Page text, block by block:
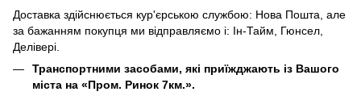
Доставка здійснюється кур'єрською службою: Нова Пошта, але
за бажанням покупця ми відправляємо і: Ін-Тайм, Гюнсел,
Делівері.
Транспортними засобами, які приїжджають із Вашого
міста на «Пром. Ринок 7км.».